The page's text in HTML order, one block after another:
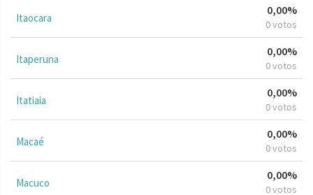
Itaocara
0,00%
0 votos
Itaperuna
0,00%
0 votos
Itatiaia
0,00%
0 votos
Macaé
0,00%
0 votos
Macuco
0,00%
0 votos